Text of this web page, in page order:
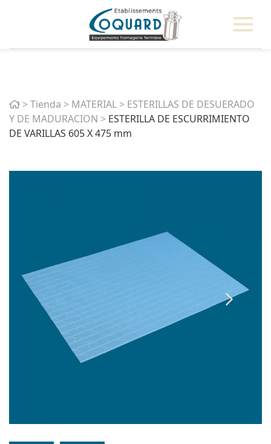
Home
>Tienda > MATERIAL > ESTERILLAS DE DESUERADO
Y DE MADURACION > ESTERILLA DE ESCURRIMIENTO
DE VARILLAS 605 X 475 mm